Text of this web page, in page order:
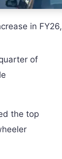
in FY26,
of
the top